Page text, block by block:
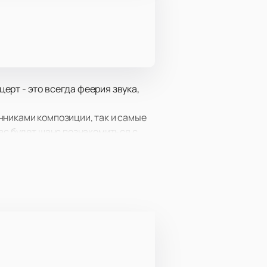
- это всегда феерия звука,
композиции, так и самые
будет шанс познакомиться с